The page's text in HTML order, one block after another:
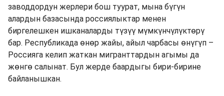
заводдордун жерлери бош туурат, мына бүгүн
алардын базасында россиялыктар менен
биргелешкен ишканаларды түзүү мүмкүнчүлүктөрү
бар. Республикада өнөр жайы, айыл чарбасы өнүгүп –
Россияга келип жаткан мигранттардын агымы да
жөнгө салынат. Бул жерде баардыгы бири-бирине
байланышкан.